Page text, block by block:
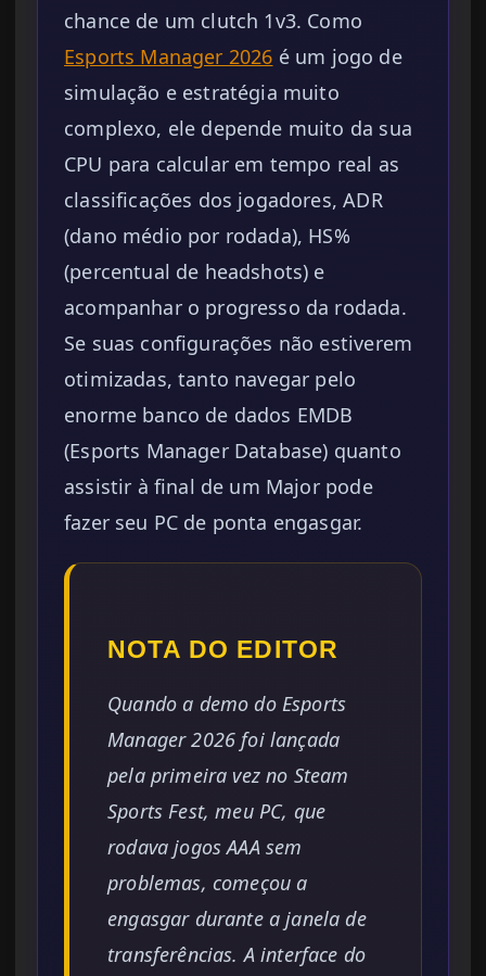
chance de um clutch 1v3. Como
Esports Manager 2026 é um jogo de
simulação e estratégia muito
complexo, ele depende muito da sua
CPU para calcular em tempo real as
classificações dos jogadores, ADR
(dano médio por rodada), HS%
(percentual de headshots) e
acompanhar o progresso da rodada.
Se suas configurações não estiverem
otimizadas, tanto navegar pelo
enorme banco de dados EMDB
(Esports Manager Database) quanto
assistir à final de um Major pode
fazer seu PC de ponta engasgar.
NOTA DO EDITOR
Quando a demo do Esports
Manager 2026 foi lançada
pela primeira vez no Steam
Sports Fest, meu PC, que
rodava jogos AAA sem
problemas, começou a
engasgar durante a janela de
transferências. A interface do